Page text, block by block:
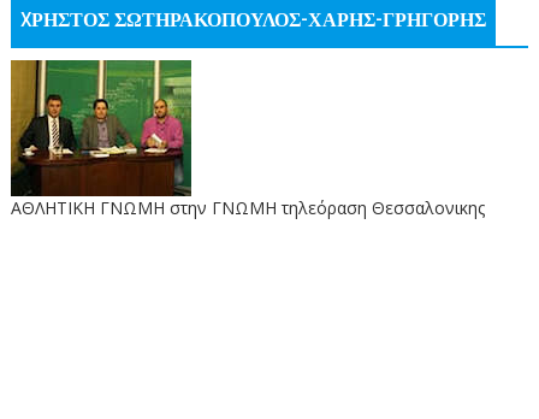
XΡΗΣΤΟΣ ΣΩΤΗΡΑΚΟΠΟΥΛΟΣ-ΧΑΡΗΣ-ΓΡΗΓΟΡΗΣ
ΑΘΛΗΤΙΚΗ ΓΝΩΜΗ στην ΓΝΩΜΗ τηλεόραση Θεσσαλονικης